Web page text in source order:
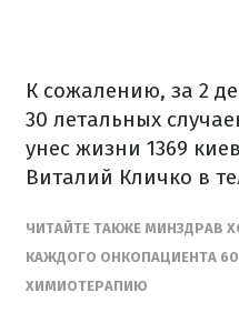
К сожалению, за 2
30 летальных
унес жизни 1369
Виталий Кличко в
ЧИТАЙТЕ ТАКЖЕ МИНЗДРАВ
КАЖДОГО ОНКОПАЦИЕНТА
ХИМИОТЕРАПИЮ